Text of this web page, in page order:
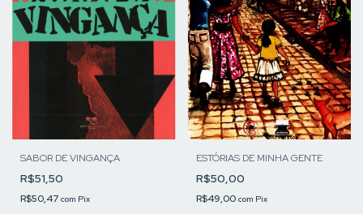
SABOR DE VINGANÇA
R$51,50
R$50,47 com Pix
ESTÓRIAS DE MINHA GENTE
R$50,00
R$49,00 com Pix